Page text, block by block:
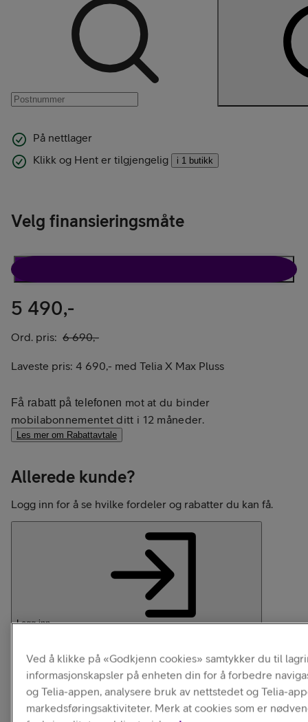
På nettlager
Klikk og Hent er tilgjengelig
i 1 butikk
Velg finansieringsmåte
5 490,-
Ord. pris: 6 690,-
Laveste pris: 4 690,- med Telia X Max Pluss
Få rabatt på telefonen mot at du binder
mobilabonnementet ditt i 12 måneder.
Les mer om Rabattavtale
Allerede kunde?
Logg inn for å se hvilke fordeler og rabatter du kan få.
Logg inn
Velg avtale på Min Side
Ved å klikke på «Godkjenn cookies» samtykker du til
informasjonskapsler på enheten din for å forbedre
og Telia-appen, analysere bruk av nettstedet og Telia-
markedsføringsaktiviteter. Merk at cookies som er